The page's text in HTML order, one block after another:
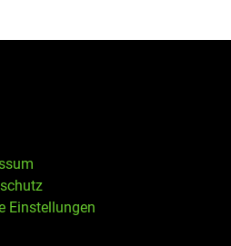
Einstellungen